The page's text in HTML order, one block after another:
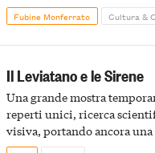
Fubine Monferrato Cultura &
Il Leviatano e le Sirene
Una grande mostra
reperti unici, ricerca
visiva, portando ancora
della scena le meraviglie del